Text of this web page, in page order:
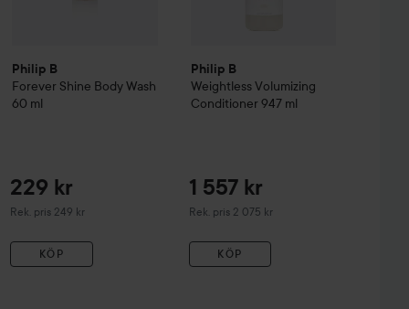
Philip B
Forever Shine Body Wash
60 ml
229 kr
Rek. pris 249 kr
Rekommenderat pris 249 kr
KÖP
Philip B
Weightless Volumizing
Conditioner 947 ml
1 557 kr
Rek. pris 2 075 kr
Rekommenderat pris 2 075 kr
KÖP